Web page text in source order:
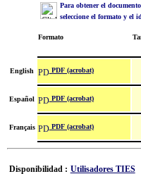
Para obtener el
seleccione el formato y el
Formato
English PDF (acrobat)
Español PDF (acrobat)
Français PDF (acrobat)
Disponibilidad : Utilisadores TIES